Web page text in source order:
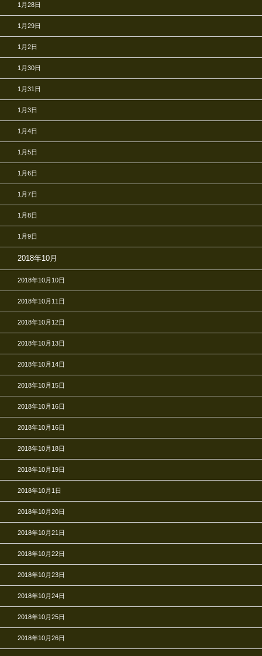
1月28日
1月29日
1月2日
1月30日
1月31日
1月3日
1月4日
1月5日
1月6日
1月7日
1月8日
1月9日
2018年10月
2018年10月10日
2018年10月11日
2018年10月12日
2018年10月13日
2018年10月14日
2018年10月15日
2018年10月16日
2018年10月16日
2018年10月18日
2018年10月19日
2018年10月1日
2018年10月20日
2018年10月21日
2018年10月22日
2018年10月23日
2018年10月24日
2018年10月25日
2018年10月26日